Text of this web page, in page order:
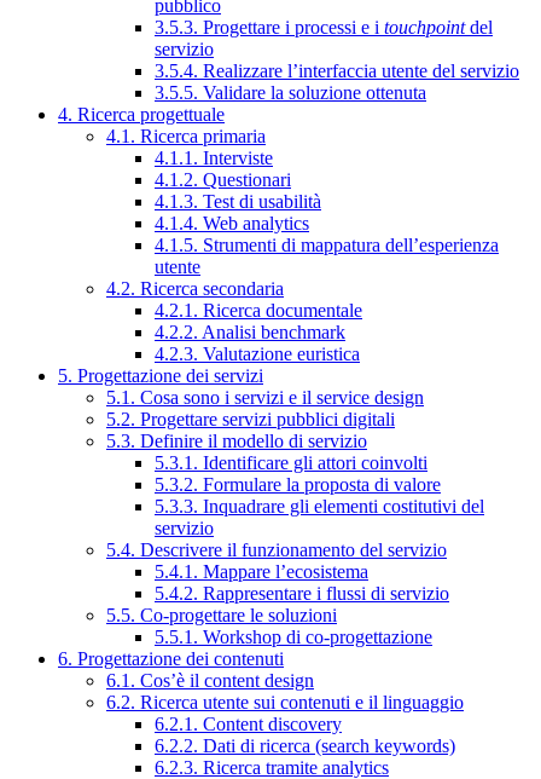
pubblico
3.5.3. Progettare i processi e i touchpointdel
servizio
3.5.4. Realizzare l’interfaccia utente del servizio
3.5.5. Validare la soluzione ottenuta
4. Ricerca progettuale
4.1. Ricerca primaria
4.1.1. Interviste
4.1.2. Questionari
4.1.3. Test di usabilità
4.1.4. Web analytics
4.1.5. Strumenti di mappatura dell’esperienza
utente
4.2. Ricerca secondaria
4.2.1. Ricerca documentale
4.2.2. Analisi benchmark
4.2.3. Valutazione euristica
5. Progettazione dei servizi
5.1. Cosa sono i servizi e il service design
5.2. Progettare servizi pubblici digitali
5.3. Definire il modello di servizio
5.3.1. Identificare gli attori coinvolti
5.3.2. Formulare la proposta di valore
5.3.3. Inquadrare gli elementi costitutivi del
servizio
5.4. Descrivere il funzionamento del servizio
5.4.1. Mappare l’ecosistema
5.4.2. Rappresentare i flussi di servizio
5.5. Co-progettare le soluzioni
5.5.1. Workshop di co-progettazione
6. Progettazione dei contenuti
6.1. Cos’è il content design
6.2. Ricerca utente sui contenuti e il linguaggio
6.2.1. Content discovery
6.2.2. Dati di ricerca (search keywords)
6.2.3. Ricerca tramite analytics